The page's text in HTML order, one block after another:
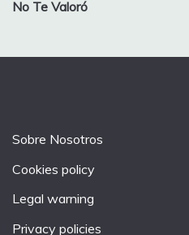
No Te Valoró
Sobre Nosotros
Cookies policy
Legal warning
Privacy policies